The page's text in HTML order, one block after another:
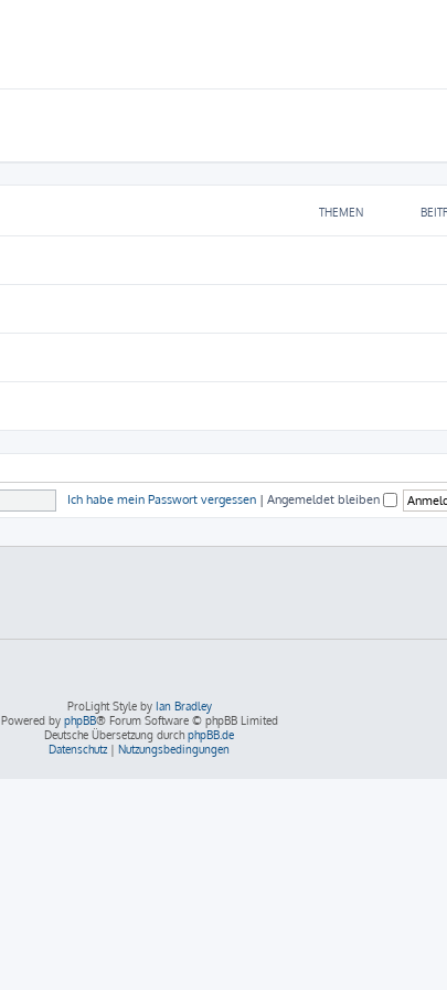
THEMEN
Ich habe mein Passwort vergessen | Angemeldet bleiben
ProLight Style by Ian Bradley
Powered by phpBB® Forum Software © phpBB Limited
Deutsche Übersetzung durch phpBB.de
Datenschutz | Nutzungsbedingungen